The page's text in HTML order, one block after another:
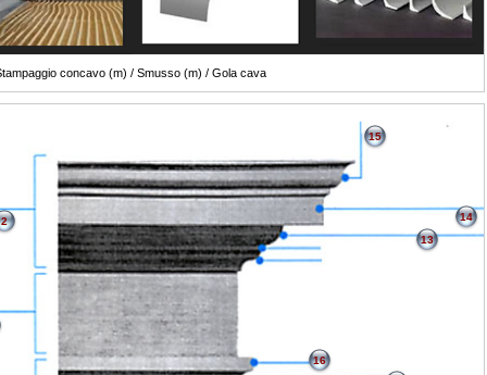
concavo (m) / Smusso (m) / Gola cava
2
13
14
15
16